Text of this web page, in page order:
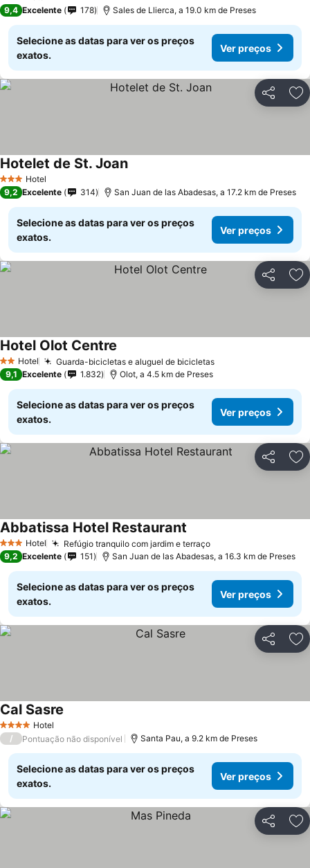
9,4 Excelente 178 Sales de Llierca, a 19.0 km de Preses
Selecione as datas para ver os preços
exatos.
Ver preços
Partilhar
3 EstrelasHotel
Hotelet de St. JoanVer preços
9,2 Excelente 314 San Juan de las Abadesas, a 17.2 km de Preses
Selecione as datas para ver os preços
exatos.
Ver preços
Partilhar
2 Estrelas
Hotel Guarda-bicicletas e aluguel de bicicletasVer preços
Hotel Olot Centre
9,1 Excelente 1.832 Olot, a 4.5 km de Preses
Selecione as datas para ver os preços
exatos.
Ver preços
Partilhar
3 EstrelasHotel Refúgio tranquilo com jardim e terraçoVer preços
Abbatissa Hotel Restaurant
9,2 Excelente 151 San Juan de las Abadesas, a 16.3 km de Preses
Selecione as datas para ver os preços
exatos.
Ver preços
Partilhar
4 EstrelasHotel
Cal Sasre
/ Pontuação não disponível Santa Pau, a 9.2 km de Preses
Selecione as datas para ver os preços
exatos.
Ver preços
Partilhar